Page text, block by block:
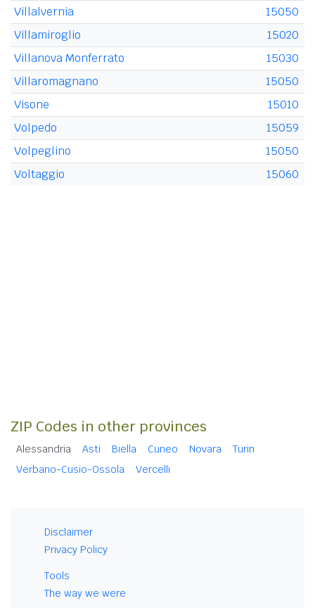
Villalvernia
15050
Villamiroglio
15020
Villanova Monferrato
15030
Villaromagnano
15050
Visone
15010
Volpedo
15059
Volpeglino
15050
Voltaggio
15060
ZIP Codes in other provinces
Alessandria Asti Biella Cuneo Novara
Turin
Verbano-Cusio-Ossola
Vercelli
Disclaimer
Privacy Policy
Tools
The way we were